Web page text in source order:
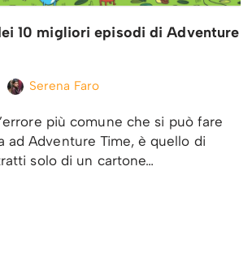
10 migliori episodi di Adventure
Serena Faro
più comune che si può fare
ad Adventure Time, è quello di
solo di un cartone…